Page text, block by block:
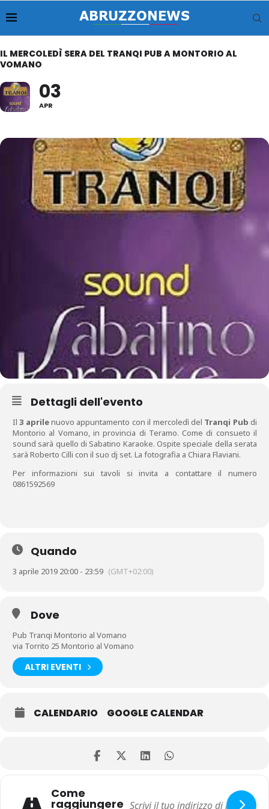
IL MERCOLEDÌ SERA DEL TRANQI PUB A MONTORIO AL
VOMANO
03
APR
Dettagli dell'evento
Il3 aprilenuovo appuntamento con il mercoledì del Tranqi Pub di
Montorio al Vomano, in provincia di Teramo. Come di consueto il
sound sarà quello di Sabatino Karaoke. Ospite speciale della serata
sarà Roberto Cilli con il suo dj set. La fotografia a Chiara Flaviani.
Per informazioni sui tavoli si invita a contattare il numero
0861592569
Quando
3 aprile 2019 20:00 - 23:59 (GMT+02:00)
Dove
Pub Tranqi Montorio al Vomano
via Torrito 25 Montorio al Vomano
ALTRI EVENTI
CALENDARIO GOOGLE CALENDAR
Come
raggiungere